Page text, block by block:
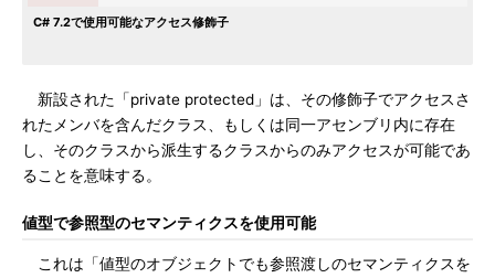
C# 7.2で使用可能なアクセス修飾子
新設された「private protected」は、その修飾子でアクセスさ
れたメンバを含んだクラス、もしくは同一アセンブリ内に存在
し、そのクラスから派生するクラスからのみアクセスが可能であ
ることを意味する。
値型で参照型のセマンティクスを使用可能
これは「値型のオブジェクトでも参照渡しのセマンティクスを